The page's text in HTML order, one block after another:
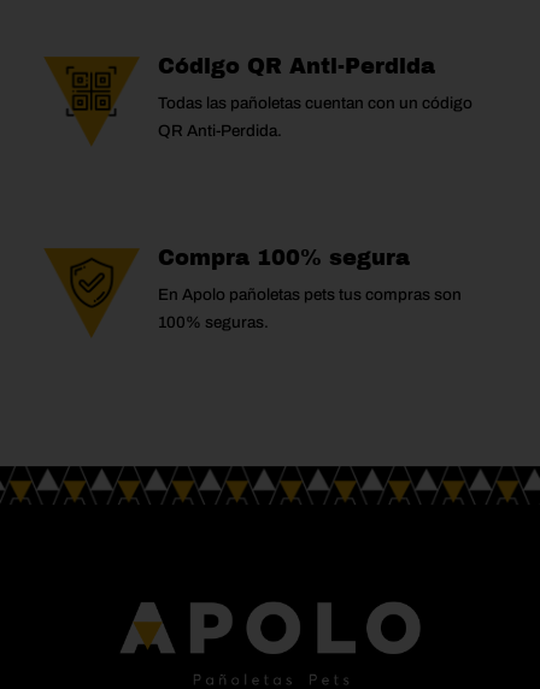
Código QR Anti-Perdida
Todas las pañoletas cuentan con un código
QR Anti-Perdida.
Compra 100% segura
En Apolo pañoletas pets tus compras son
100% seguras.